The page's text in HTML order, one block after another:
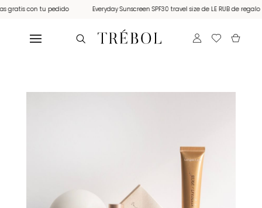
gratis con tu pedido Everyday Sunscreen SPF30 travel size de LE RUB de